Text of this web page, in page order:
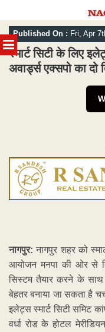
MENU
Skip
to
content
Published On : Fri, Apr
स्मार्ट सिटी के लिए
अवार्ड्स एक्सपो का
नागपुर:नागपुर शहर को
आयोजन मनपा की ओर से
सिस्टम तैयार करने के
बेहतर बनाया जा सकता है
इलेट्स स्मार्ट सिटी समिट
वर्धा रोड के होटल